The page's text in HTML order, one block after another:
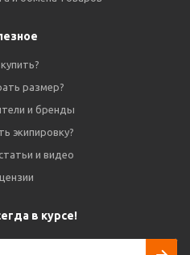
размер?
и бренды
экипировку?
и видео
в курсе!